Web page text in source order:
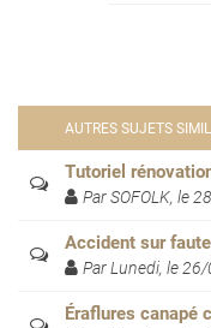
AUTRES SUJETS
Tutoriel
Par SOFOLK, le
Accident sur
Par Lunedi, le
Éraflures canapé